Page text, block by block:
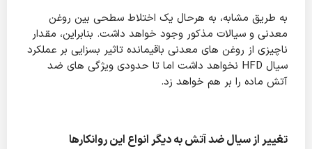
به طریق مشابه، به هرحال یک اختلاط سطحی بین روغن
معدنی و سیالات مذکور وجود خواهد داشت. بنابراین، مقدار
ناچیزی از روغن های معدنی باقیمانده تاثیر بسزایی بر عملکرد
سیال HFD نخواهد داشت اما تا حدودی ویژگی های ضد
آتش ماده را بر هم خواهد زد.
تغییر از سیال ضد آتش به دیگر انواع این روانکارها